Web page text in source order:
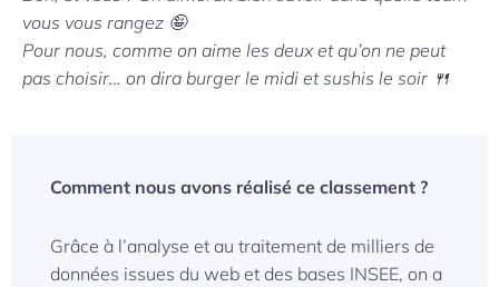
vous vous rangez 🤪
Pour nous, comme on aime les deux et qu’on ne peut
pas choisir… on dira burger le midi et sushis le soir 🍴
Comment nous avons réalisé ce classement ?
Grâce à l’analyse et au traitement de milliers de
données issues du web et des bases INSEE, on a